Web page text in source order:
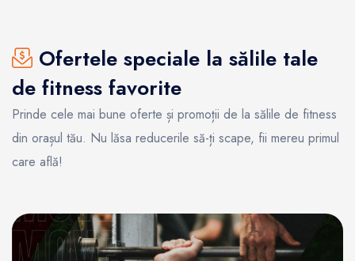
Ofertele speciale la sălile tale
de fitness favorite
Prinde cele mai bune oferte și promoții de la sălile de fitness
din orașul tău. Nu lăsa reducerile să-ți scape, fii mereu primul
care află!